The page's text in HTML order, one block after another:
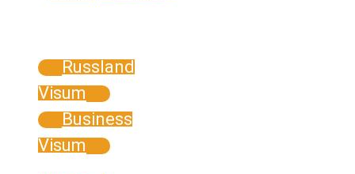
Russland
Visum
Business
Visum